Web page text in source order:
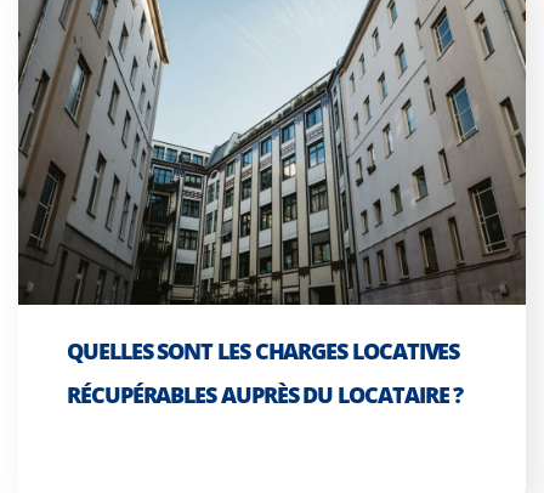
QUELLES SONT LES CHARGES LOCATIVES
RÉCUPÉRABLES AUPRÈS DU LOCATAIRE ?